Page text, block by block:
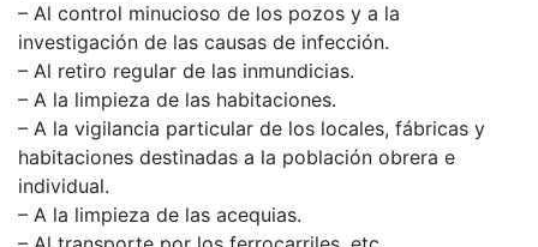
– Al control minucioso de los pozos y a la
investigación de las causas de infección.
– Al retiro regular de las inmundicias.
– A la limpieza de las habitaciones.
– A la vigilancia particular de los locales, fábricas y
habitaciones destinadas a la población obrera e
individual.
– A la limpieza de las acequias.